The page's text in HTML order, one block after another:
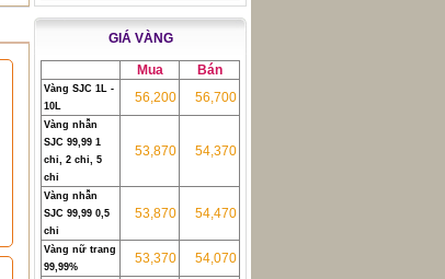
GIÁ VÀNG
Mua Bán
Vàng SJC 1L -
10L
56,200 56,700
Vàng nhẫn
SJC 99,99 1
chỉ, 2 chỉ, 5
chỉ
53,870 54,370
Vàng nhẫn
SJC 99,99 0,5
chỉ
53,870 54,470
Vàng nữ trang
99,99%
53,370 54,070